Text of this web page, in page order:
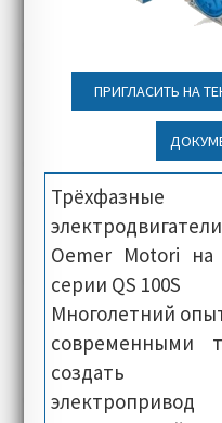
ПРИГЛАСИТЬ НА
Oemer Motori на
серии QS 100S
Многолетний
современными
создать